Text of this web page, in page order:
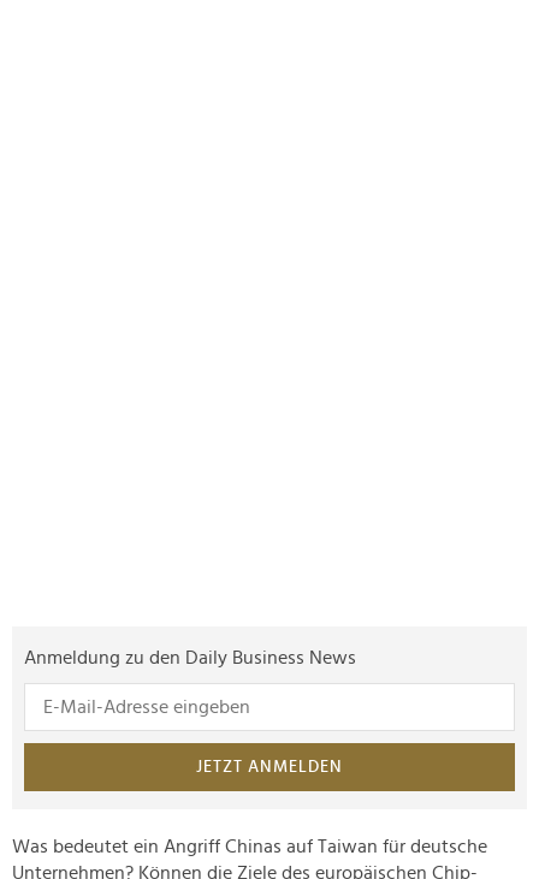
Anmeldung zu den Daily Business News
JETZT ANMELDEN
Was bedeutet ein Angriff Chinas auf Taiwan für deutsche
Unternehmen? Können die Ziele des europäischen Chip-